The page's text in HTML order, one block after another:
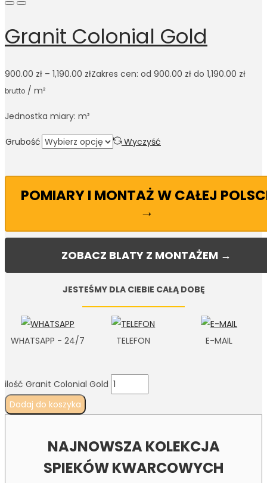
Granit Colonial Gold
900.00 zł – 1,190.00 złZakres cen: od 900.00 zł do 1,190.00 zł
brutto / m²
Jednostka miary: m²
Grubość Wyczyść
POMIARY I MONTAŻ W CAŁEJ
→
ZOBACZ BLATY Z MONTAŻEM →
JESTEŚMY DLA CIEBIE CAŁĄ DOBĘ
WHATSAPP - 24/7 TELEFON E-MAIL
ilość Granit Colonial Gold
Dodaj do koszyka
NAJNOWSZA KOLEKCJA
SPIEKÓW KWARCOWYCH